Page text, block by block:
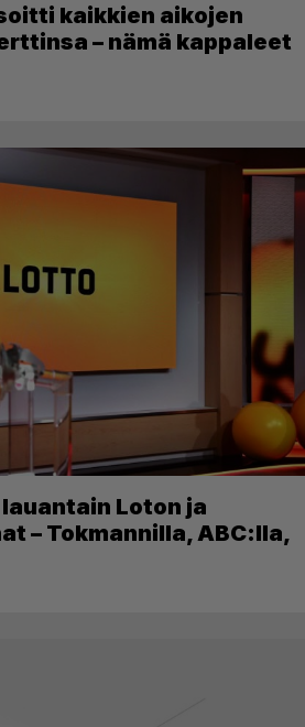
kaikkien aikojen
– nämä kappaleet
Loton ja
– Tokmannilla, ABC:lla,